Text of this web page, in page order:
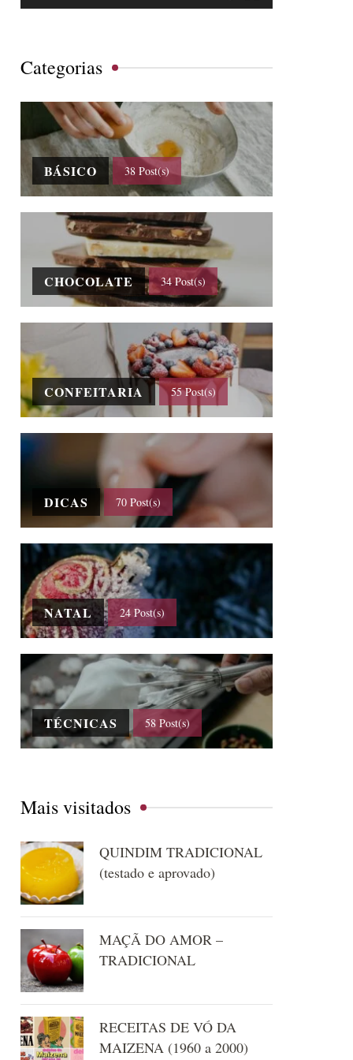
Categorias
BÁSICO 38 Post(s)
CHOCOLATE 34 Post(s)
CONFEITARIA 55 Post(s)
DICAS 70 Post(s)
NATAL 24 Post(s)
TÉCNICAS 58 Post(s)
Mais visitados
QUINDIM TRADICIONAL
(testado e aprovado)
MAÇÃ DO AMOR –
TRADICIONAL
RECEITAS DE VÓ DA
MAIZENA (1960 a 2000)